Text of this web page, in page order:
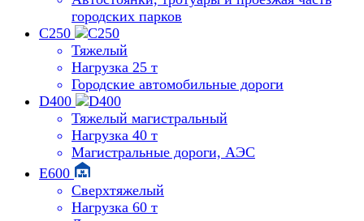
городских парков
C250
Тяжелый
Нагрузка 25 т
Городские автомобильные дороги
D400
Тяжелый магистральный
Нагрузка 40 т
Магистральные дороги, АЭС
E600
Сверхтяжелый
Нагрузка 60 т